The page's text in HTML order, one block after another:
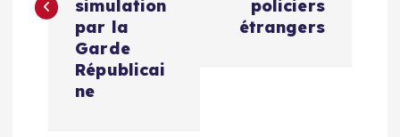
simulation
par la
Garde
Républicai
ne
policiers
étrangers